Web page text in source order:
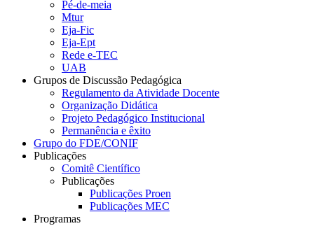
Pé-de-meia
Mtur
Eja-Fic
Eja-Ept
Rede e-TEC
UAB
Grupos de Discussão Pedagógica
Regulamento da Atividade Docente
Organização Didática
Projeto Pedagógico Institucional
Permanência e êxito
Grupo do FDE/CONIF
Publicações
Comitê Científico
Publicações
Publicações Proen
Publicações MEC
Programas